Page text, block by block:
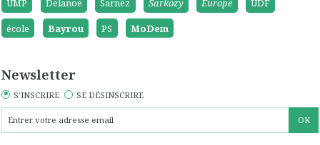
UMP Delanoë Sarnez Sarkozy Europe
UDF
école
Bayrou PS MoDem
Newsletter
S'INSCRIRE SE DÉSINSCRIRE